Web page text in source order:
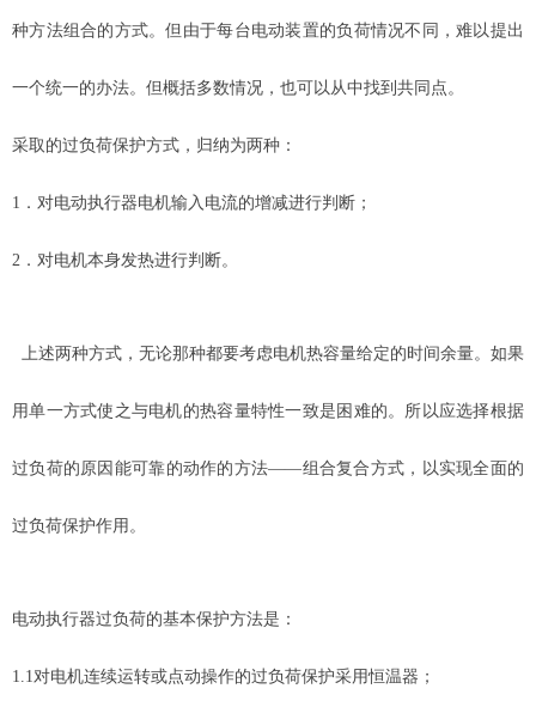
种方法组合的方式。但由于每台电动装置的负荷情况不同，难以提出
一个统一的办法。但概括多数情况，也可以从中找到共同点。
采取的过负荷保护方式，归纳为两种：
1．对电动执行器电机输入电流的增减进行判断；
2．对电机本身发热进行判断。
上述两种方式，无论那种都要考虑电机热容量给定的时间余量。如果
用单一方式使之与电机的热容量特性一致是困难的。所以应选择根据
过负荷的原因能可靠的动作的方法——组合复合方式，以实现全面的
过负荷保护作用。
电动执行器过负荷的基本保护方法是：
1.1对电机连续运转或点动操作的过负荷保护采用恒温器；